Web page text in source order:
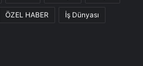
ÖZEL HABER İş Dünyası